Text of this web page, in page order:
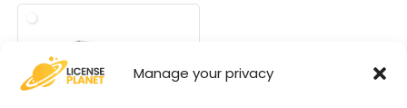
Manage your privacy